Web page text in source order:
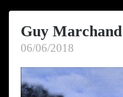
Guy
06/06/2018